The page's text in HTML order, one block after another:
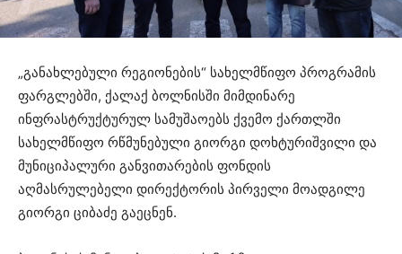
„განახლებული რეგიონების“ სახელმწიფო პროგრამის
ფარგლებში, ქალაქ ბოლნისში მიმდინარე
ინფრასტრუქტურულ სამუშაოებს ქვემო ქართლში
სახელმწიფო რწმუნებული გიორგი დოხტურიშვილი და
მუნიციპალური განვითარების ფონდის
აღმასრულებელი დირექტორის პირველი მოადგილე
გიორგი ციბაძე გაეცნენ.